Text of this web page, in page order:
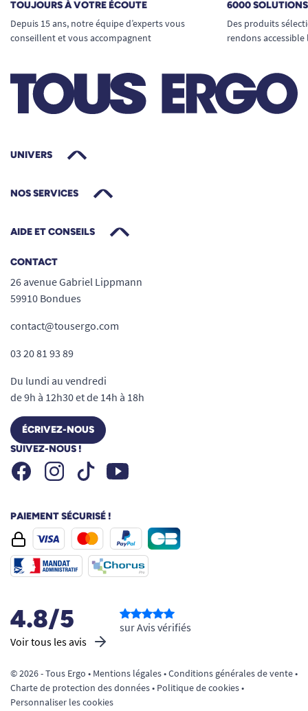
TOUJOURS À VOTRE ÉCOUTE
Depuis 15 ans, notre équipe d’experts vous
conseillent et vous accompagnent
6000
Des produits
rendons
UNIVERS
NOS SERVICES
AIDE ET CONSEILS
CONTACT
26 avenue Gabriel Lippmann
59910 Bondues
contact@tousergo.com
03 20 81 93 89
Du lundi au vendredi
de 9h à 12h30 et de 14h à 18h
ÉCRIVEZ-NOUS
SUIVEZ-NOUS !
FacebookInstagramTiktok Youtube
PAIEMENT SÉCURISÉ !
4.8/5
Voir tous les avis
sur Avis vérifiés
© 2026 - Tous Ergo • Mentions légales•Conditions générales de vente•
Charte de protection des données• Politique de cookies•
Personnaliser les cookies